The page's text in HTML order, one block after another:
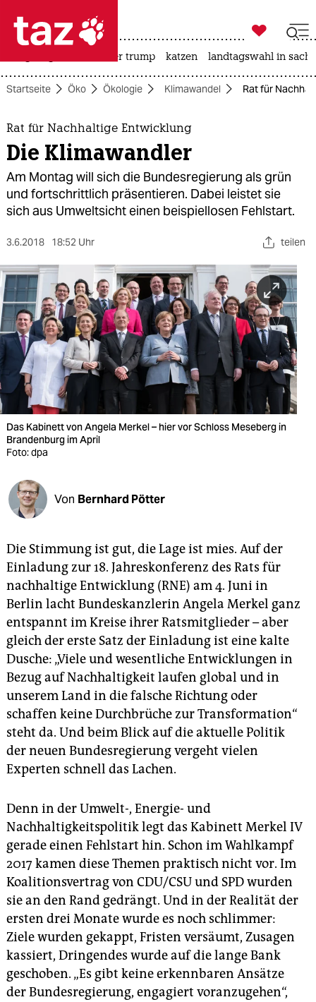
 taz zahl ich
taz zahl ich
themen
politik
öko
sport
berlin
nord
wahrheit
verlag
verlag
shop
fragen & hilfe
unterstützen
abo
genossenschaft
epaper login

taz zahl ich
usa unter trump katzen landtagswahl in
Startseite Öko Ökologie Klimawandel Rat für
Rat für Nachhaltige Entwicklung
Die Klimawandler
Am Montag will sich die Bundesregierung als grün
und fortschrittlich präsentieren. Dabei leistet sie
sich aus Umweltsicht einen beispiellosen Fehlstart.
3.6.2018 18:52 Uhr teilen
Das Kabinett von Angela Merkel – hier vor Schloss Meseberg in
Brandenburg im April
Foto: dpa
Von Bernhard Pötter
Die Stimmung ist gut, die Lage ist mies. Auf der
Einladung zur 18. Jahreskonferenz des Rats für
nachhaltige Entwicklung (RNE) am 4. Juni in
Berlin lacht Bundeskanzlerin Angela Merkel ganz
entspannt im Kreise ihrer Ratsmitglieder – aber
gleich der erste Satz der Einladung ist eine kalte
Dusche: „Viele und wesentliche Entwicklungen in
Bezug auf Nachhaltigkeit laufen global und in
unserem Land in die falsche Richtung oder
schaffen keine Durchbrüche zur Transformation“
steht da. Und beim Blick auf die aktuelle Politik
der neuen Bundesregierung vergeht vielen
Experten schnell das Lachen.
Denn in der Umwelt-, Energie- und
Nachhaltigkeitspolitik legt das Kabinett Merkel IV
gerade einen Fehlstart hin. Schon im Wahlkampf
2017 kamen diese Themen praktisch nicht vor. Im
Koalitionsvertrag von CDU/CSU und SPD wurden
sie an den Rand gedrängt. Und in der Realität der
ersten drei Monate wurde es noch schlimmer:
Ziele wurden gekappt, Fristen versäumt, Zusagen
kassiert, Dringendes wurde auf die lange Bank
geschoben. „Es gibt keine erkennbaren Ansätze
der Bundesregierung, engagiert voranzugehen“,